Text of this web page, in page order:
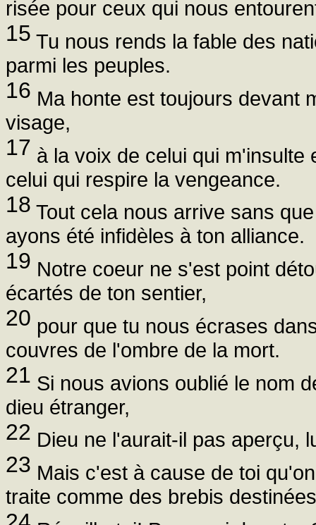
risée pour ceux qui nous
15 Tu nous rends la fable des
parmi les peuples.
16 Ma honte est toujours devant
visage,
17 à la voix de celui qui m'insulte
celui qui respire la vengeance.
18 Tout cela nous arrive sans
ayons été infidèles à ton alliance.
19 Notre coeur ne s'est point
écartés de ton sentier,
20 pour que tu nous écrases
couvres de l'ombre de la mort.
21 Si nous avions oublié le nom
dieu étranger,
22 Dieu ne l'aurait-il pas aperçu,
23 Mais c'est à cause de toi
traite comme des brebis